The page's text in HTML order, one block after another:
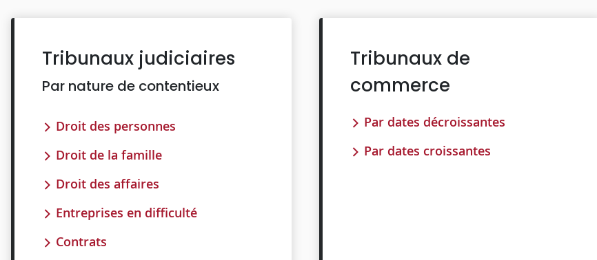
Tribunaux judiciaires
Par nature de contentieux
Droit des personnes
Droit de la famille
Droit des affaires
Entreprises en difficulté
Contrats
Tribunaux de
commerce
Par dates décroissantes
Par dates croissantes